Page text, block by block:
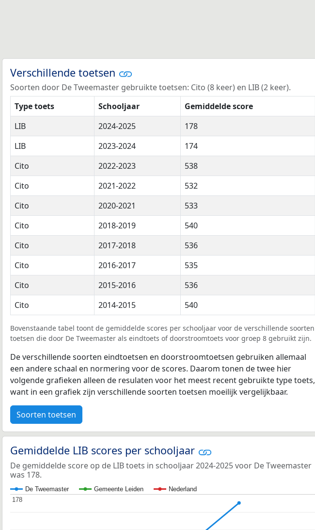
Verschillende toetsen
Soorten door De Tweemaster gebruikte toetsen: Cito (8 keer) en LIB (2 keer).
Type toets
Schooljaar
Gemiddelde score
LIB
2024-2025
178
LIB
2023-2024
174
Cito
2022-2023
538
Cito
2021-2022
532
Cito
2020-2021
533
Cito
2018-2019
540
Cito
2017-2018
536
Cito
2016-2017
535
Cito
2015-2016
536
Cito
2014-2015 540
Bovenstaande tabel toont de gemiddelde scores per schooljaar voor de verschillende soorten
toetsen die door De Tweemaster als eindtoets of doorstroomtoets voor groep 8 gebruikt zijn.
De verschillende soorten eindtoetsen en doorstroomtoetsen gebruiken allemaal
een andere schaal en normering voor de scores. Daarom tonen de twee hier
volgende grafieken alleen de resulaten voor het meest recent gebruikte type toets,
want in een grafiek zijn verschillende soorten toetsen moeilijk vergelijkbaar.
Soorten toetsen
Gemiddelde LIB scores per schooljaar
De gemiddelde score op de LIB toets in schooljaar 2024-2025 voor De Tweemaster
was 178.
De Tweemaster Gemeente Leiden Nederland
178
178